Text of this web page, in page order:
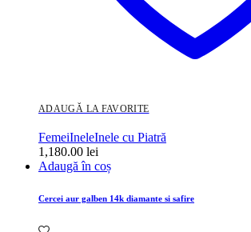
ADAUGĂ LA FAVORITE
FemeiIneleInele cu Piatră
1,180.00 lei
Adaugă în coș
Cercei aur galben 14k diamante si safire